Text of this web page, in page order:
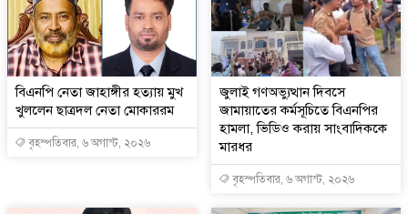
বিএনপি নেতা জাহাঙ্গীর হত্যায় মুখ
খুললেন ছাত্রদল নেতা মোকাররম
বৃহস্পতিবার, ৬ অগাস্ট, ২০২৬
জুলাই গণঅভ্যুত্থান দিবসে
জামায়াতের কর্মসূচিতে বিএনপির
হামলা, ভিডিও করায় সাংবাদিককে
মারধর
বৃহস্পতিবার, ৬ অগাস্ট, ২০২৬